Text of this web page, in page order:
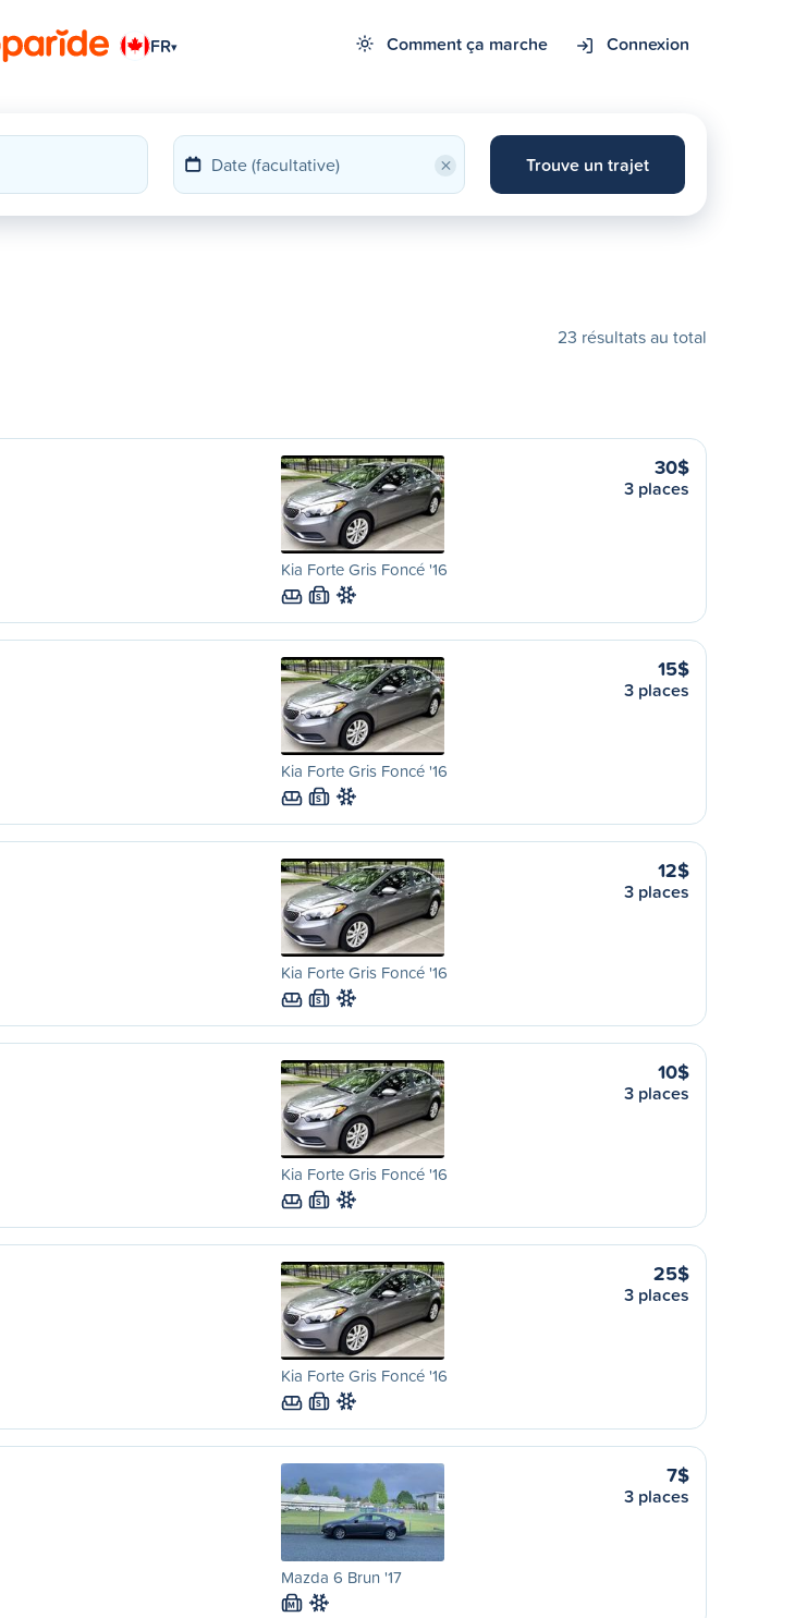
FR▾ Comment ça marche Connexion
× Trouve un trajet
23 résultats au total
Kia Forte Gris Foncé '16
S
30$
3 places
Kia Forte Gris Foncé '16
S
15$
3 places
Kia Forte Gris Foncé '16
S
12$
3 places
Kia Forte Gris Foncé '16
S
10$
3 places
Kia Forte Gris Foncé '16
S
25$
3 places
Mazda 6 Brun '17
M
7$
3 places